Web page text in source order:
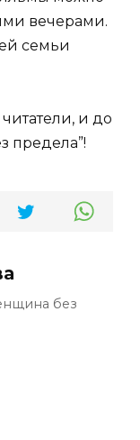
вечерами.
семьи
и до
предела”!
без